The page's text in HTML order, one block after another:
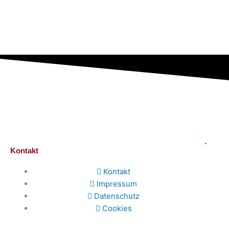
Kontakt
Kontakt
Impressum
Datenschutz
Cookies
.